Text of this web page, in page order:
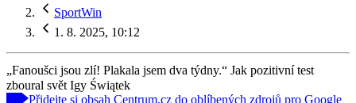
SportWin
1. 8. 2025, 10:12
„Fanoušci jsou zlí! Plakala jsem dva týdny.“ Jak pozitivní test
zboural svět Igy Świątek
Přidejte si obsah Centrum.cz do oblíbených zdrojů pro Google